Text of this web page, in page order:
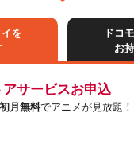
を
ドコ
お
サービスお申込
月無料でアニメが見放題！